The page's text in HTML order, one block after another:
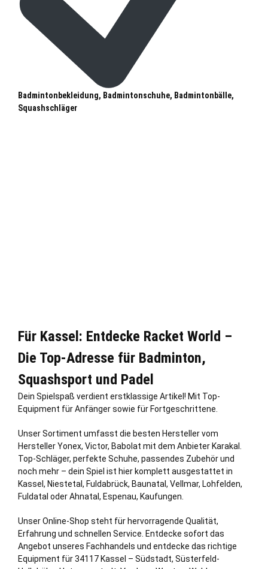
Badmintonbekleidung, Badmintonschuhe, Badmintonbälle,
Squashschläger
Für Kassel: Entdecke Racket World –
Die Top-Adresse für Badminton,
Squashsport und Padel
Dein Spielspaß verdient erstklassige Artikel! Mit Top-
Equipment für Anfänger sowie für Fortgeschrittene.
Unser Sortiment umfasst die besten Hersteller vom
Hersteller Yonex, Victor, Babolat mit dem Anbieter Karakal.
Top-Schläger, perfekte Schuhe, passendes Zubehör und
noch mehr – dein Spiel ist hier komplett ausgestattet in
Kassel, Niestetal , Fuldabrück, Baunatal , Vellmar, Lohfelden,
Fuldatal oder Ahnatal, Espenau, Kaufungen
Unser Online-Shop steht für hervorragende Qualität,
Erfahrung und schnellen Service. Entdecke sofort das
Angebot unseres Fachhandels und entdecke das richtige
Equipment für 34117 Kassel – Südstadt, Süsterfeld-